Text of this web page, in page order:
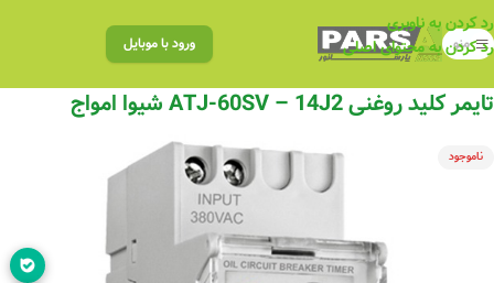
رد کردن به ناوبری
رد کردن به محتوای اصلی
منو ورود با موبایل
تایمر کلید روغنی ATJ-60SV – 14J2 شیوا امواج
ناموجود